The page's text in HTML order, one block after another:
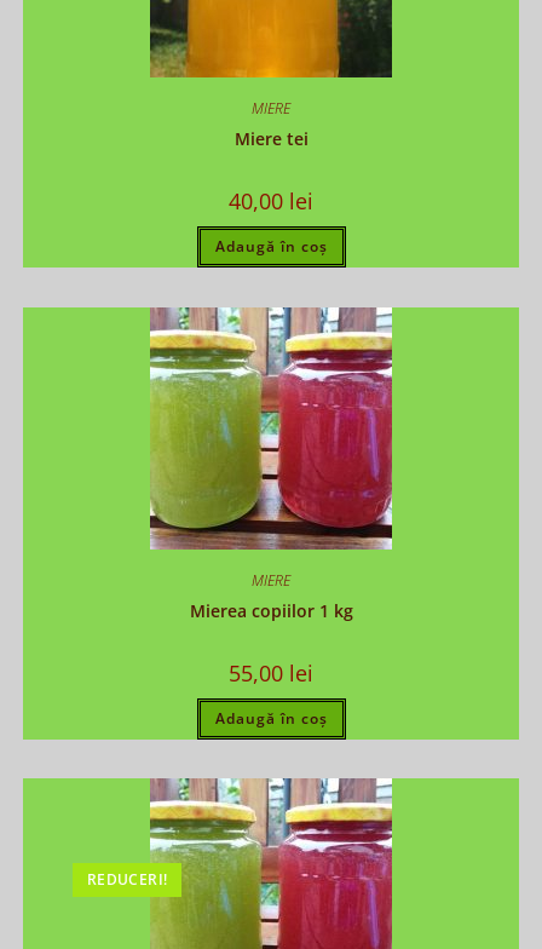
MIERE
Miere tei
40,00 lei
Adaugă în coș
MIERE
Mierea copiilor 1 kg
55,00 lei
Adaugă în coș
REDUCERI!